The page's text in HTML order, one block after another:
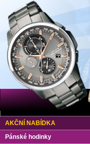
AKČNÍ NABÍDKA
Pánské hodinky